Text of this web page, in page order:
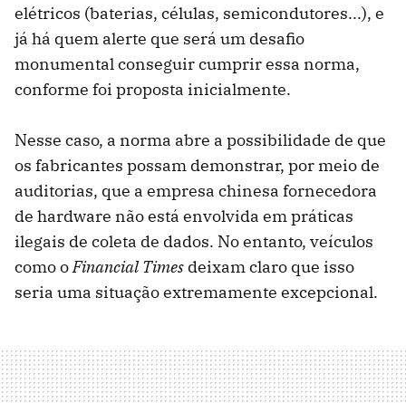
elétricos (baterias, células, semicondutores...), e
já há quem alerte que será um desafio
monumental conseguir cumprir essa norma,
conforme foi proposta inicialmente.
Nesse caso, a norma abre a possibilidade de que
os fabricantes possam demonstrar, por meio de
auditorias, que a empresa chinesa fornecedora
de hardware não está envolvida em práticas
ilegais de coleta de dados. No entanto, veículos
como oFinancial Times deixam claro que isso
seria uma situação extremamente excepcional.